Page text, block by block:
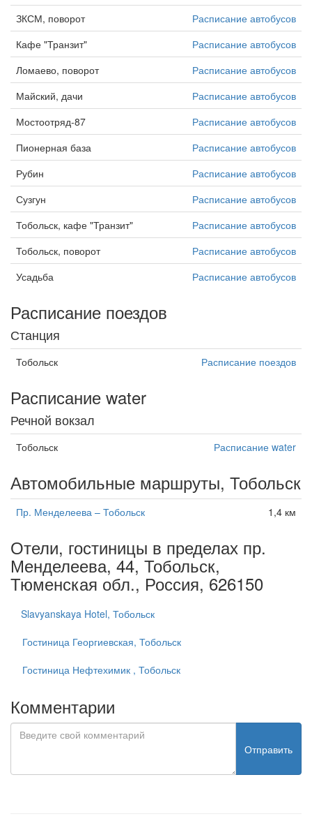
ЗКСМ, поворот
Расписание автобусов
Кафе "Транзит"
Расписание автобусов
Ломаево, поворот
Расписание автобусов
Майский, дачи
Расписание автобусов
Мостоотряд-87
Расписание автобусов
Пионерная база
Расписание автобусов
Рубин
Расписание автобусов
Сузгун
Расписание автобусов
Тобольск, кафе "Транзит"
Расписание автобусов
Тобольск, поворот
Расписание автобусов
Усадьба
Расписание автобусов
Расписание поездов
Станция
Тобольск Расписание поездов
Расписание water
Речной вокзал
Тобольск Расписание water
Автомобильные маршруты, Тобольск
Пр. Менделеева – Тобольск 1,4 км
Отели, гостиницы в пределах пр.
Менделеева, 44, Тобольск,
Тюменская обл., Россия, 626150
Slavyanskaya Hotel, Тобольск
Гостиница Георгиевская, Тобольск
Гостиница Нефтехимик , Тобольск
Комментарии
Отправить